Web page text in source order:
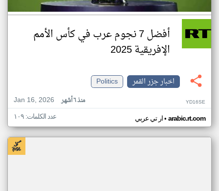
أفضل 7 نجوم عرب في كأس الأمم
الإفريقية 2025
اخبار جزر القمر
Politics
Jan 16, 2026
منذ ٦ أشهر YD16SE
ار تي عربي• arabic.rt.com عدد الكلمات: ١٠٩